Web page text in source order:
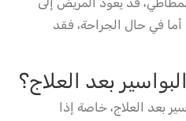
أما في حال الجراحة، فقد
بعد العلاج؟
بعد العلاج، خاصة إذا